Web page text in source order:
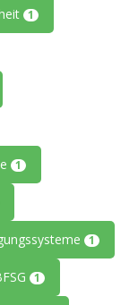
1
1
1
1